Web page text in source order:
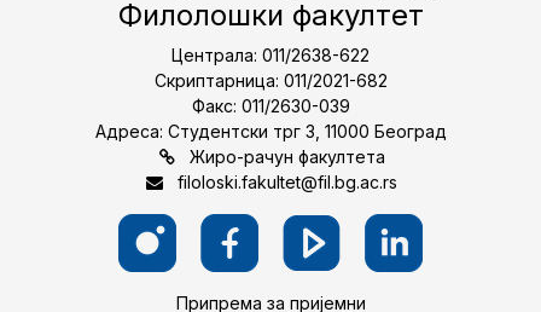
Филолошки факултет
Централа: 011/2638-622
Скриптарница: 011/2021-682
Факс: 011/2630-039
Адреса: Студентски трг 3, 11000 Београд
Жиро-рачун факултета
filoloski.fakultet@fil.bg.ac.rs
Припрема за пријемни